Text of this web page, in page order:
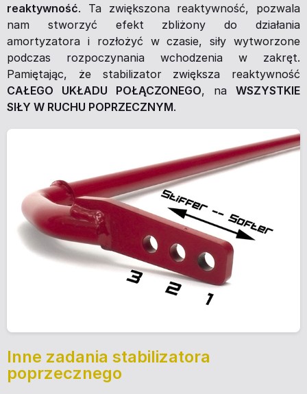
reaktywność. Ta zwiększona reaktywność, pozwala
nam stworzyć efekt zbliżony do działania
amortyzatora i rozłożyć w czasie, siły wytworzone
podczas rozpoczynania wchodzenia w zakręt.
Pamiętając, że stabilizator zwiększa reaktywność
CAŁEGO UKŁADU POŁĄCZONEGO, na WSZYSTKIE
SIŁY W RUCHU POPRZECZNYM.
Inne zadania stabilizatora
poprzecznego